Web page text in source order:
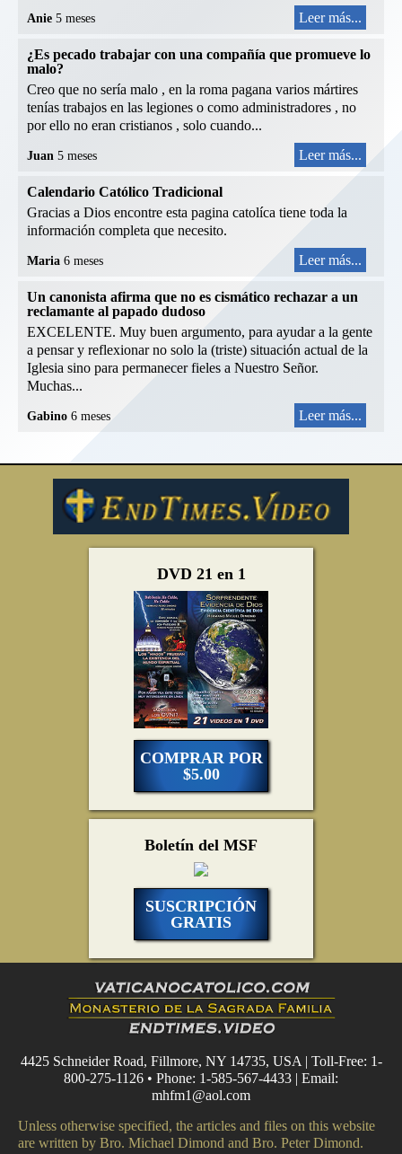
Anie 5 meses Leer más...
¿Es pecado trabajar con una compañía que promueve lo
malo?
Creo que no sería malo , en la roma pagana varios mártires
tenías trabajos en las legiones o como administradores , no
por ello no eran cristianos , solo cuando...
Juan 5 meses Leer más...
Calendario Católico Tradicional
Gracias a Dios encontre esta pagina catolíca tiene toda la
información completa que necesito.
Maria 6 meses Leer más...
Un canonista afirma que no es cismático rechazar a un
reclamante al papado dudoso
EXCELENTE. Muy buen argumento, para ayudar a la gente
a pensar y reflexionar no solo la (triste) situación actual de la
Iglesia sino para permanecer fieles a Nuestro Señor.
Muchas...
Gabino 6 meses Leer más...
DVD 21 en 1
COMPRAR POR
$5.00
Boletín del MSF
SUSCRIPCIÓN
GRATIS
4425 Schneider Road, Fillmore, NY 14735, USA | Toll-Free: 1-
800-275-1126 • Phone: 1-585-567-4433 | Email:
mhfm1@aol.com
Unless otherwise specified, the articles and files on this website
are written by Bro. Michael Dimond and Bro. Peter Dimond.